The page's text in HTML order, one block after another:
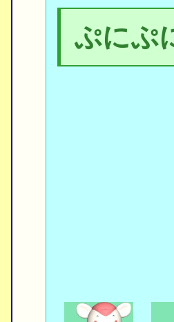
ぷにぷ